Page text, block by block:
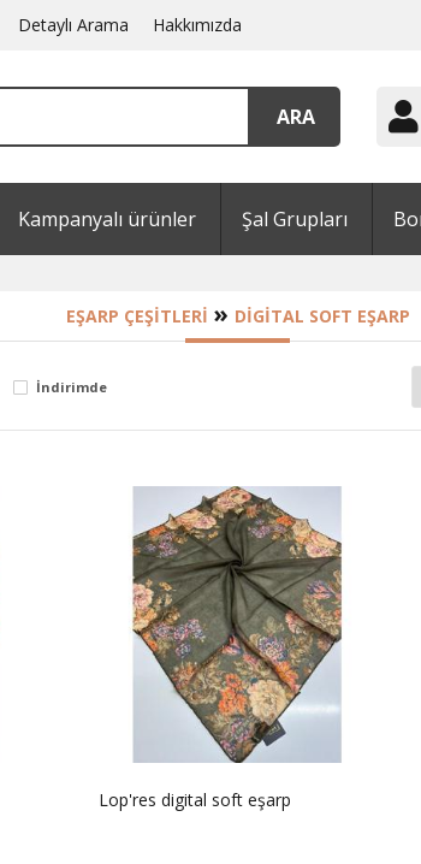
Detaylı Arama Hakkımızda
Kampanyalı ürünler Şal Grupları
EŞARP ÇEŞITLERI » DIGITAL SOFT EŞARP
İndirimde
Lop'res digital soft eşarp